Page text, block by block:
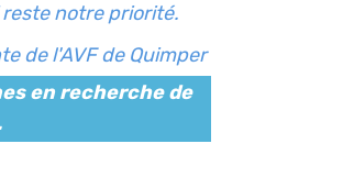
notre priorité.
de l'AVF de Quimper
en recherche de